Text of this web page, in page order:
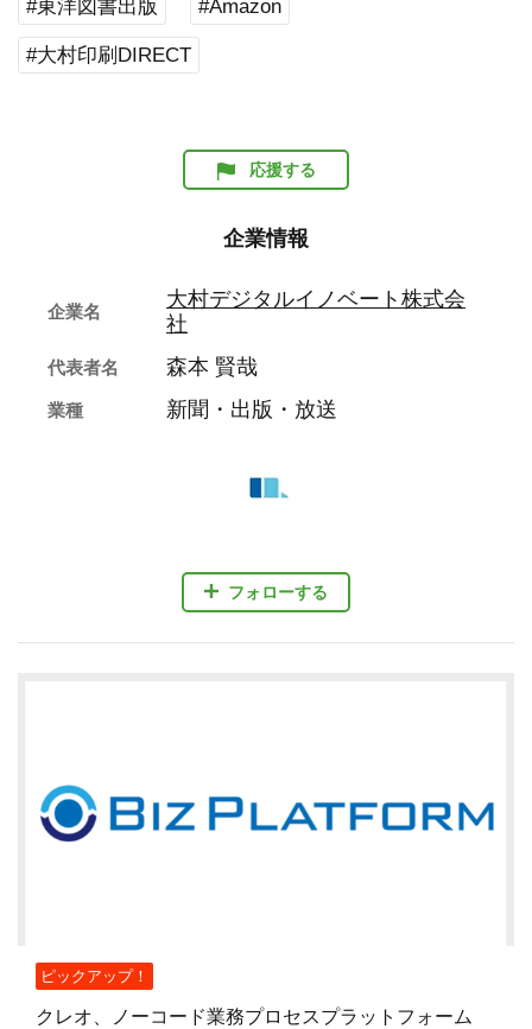
#東洋図書出版 #Amazon
#大村印刷DIRECT
応援する
企業情報
フォローする
企業名
大村デジタルイノベート株式会
社
代表者名 森本 賢哉
業種 新聞・出版・放送
ピックアップ！
クレオ、ノーコード業務プロセスプラットフォーム